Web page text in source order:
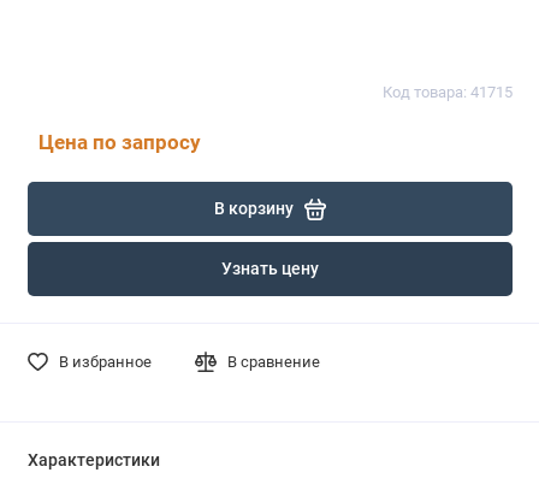
Код товара: 41715
Цена по запросу
В корзину
Узнать цену
В избранное В сравнение
Характеристики